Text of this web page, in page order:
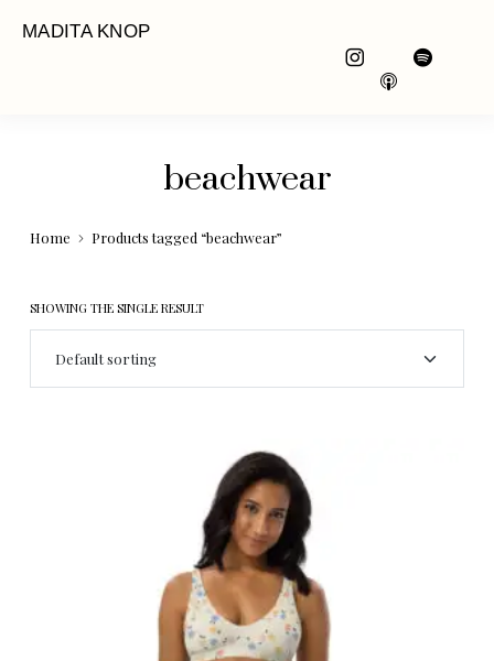
MADITA KNOP
beachwear
Home Products tagged “beachwear”
SHOWING THE SINGLE RESULT